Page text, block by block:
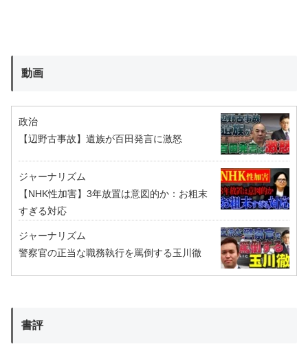
動画
政治
【辺野古事故】遺族が百田発言に激怒
ジャーナリズム
【NHK性加害】3年放置は意図的か：お粗末
すぎる対応
ジャーナリズム
警察官の正当な職務執行を罵倒する玉川徹
書評